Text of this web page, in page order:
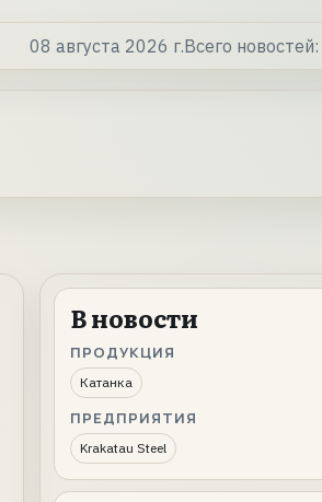
08 августа 2026 г.Всего новостей:
В новости
ПРОДУКЦИЯ
Катанка
ПРЕДПРИЯТИЯ
Krakatau Steel